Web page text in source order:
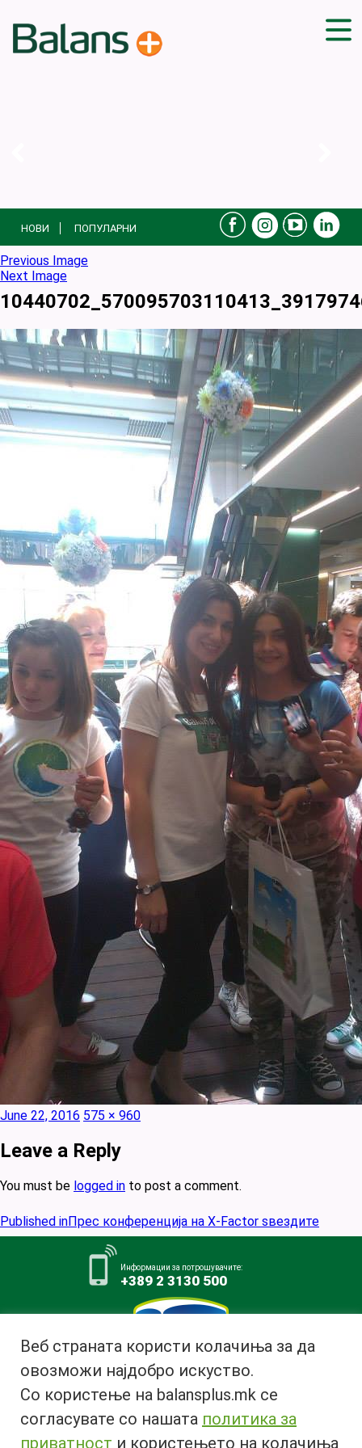
БЛОГ
ПРОИЗВОДИ
НОВИ ПОПУЛАРНИ
Previous Image
Next Image
Posted
June 22, 2016 Full
575 × 960
Leave a Reply
You must be logged in to post a comment.
Post
navigation
Published inПрес конференција на X-Factor ѕвездите
Информации за потрошувачите:
+389 2 3130 500
Млекара АД Битола
ул. Ѓурчин Наумов Пљакот бр.1,
7000 Битола, Република
Македонија
Веб страната користи колачиња за да
овозможи најдобро искуство.
Со користење на balansplus.mk се
согласувате со нашата политика за
приватност и користењето на колачиња